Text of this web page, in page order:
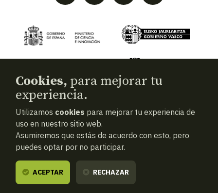
© 2026Aranzadi — Zientzia elkartea
Términos y condiciones
Política de privacidad
Cookies
Cookies, para mejorar tu
experiencia.
Utilizamos cookies para mejorar tu experiencia de
uso en nuestro sitio web.
Asumiremos que estás de acuerdo con esto, pero
puedes optar por no participar.
ACEPTAR RECHAZAR